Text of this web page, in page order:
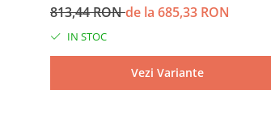
813,44 RONde la 685,33 RON
IN STOC
Vezi Variante